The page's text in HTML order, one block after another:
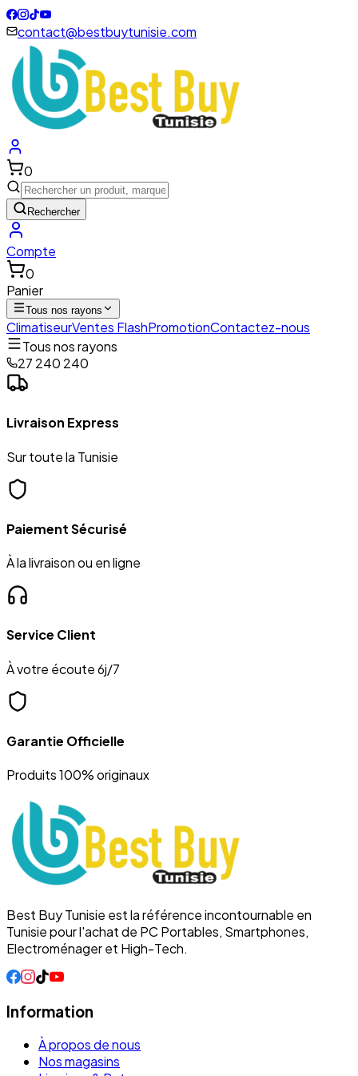
contact@bestbuytunisie.com
0
Rechercher
Compte
0
Panier
Tous nos rayons
ClimatiseurVentes FlashPromotionContactez-nous
Tous nos rayons
27 240 240
Livraison Express
Sur toute la Tunisie
Paiement Sécurisé
À la livraison ou en ligne
Service Client
À votre écoute 6j/7
Garantie Officielle
Produits 100% originaux
Best Buy Tunisie est la référence incontournable en
Tunisie pour l'achat de PC Portables, Smartphones,
Electroménager et High-Tech.
Information
À propos de nous
Nos magasins